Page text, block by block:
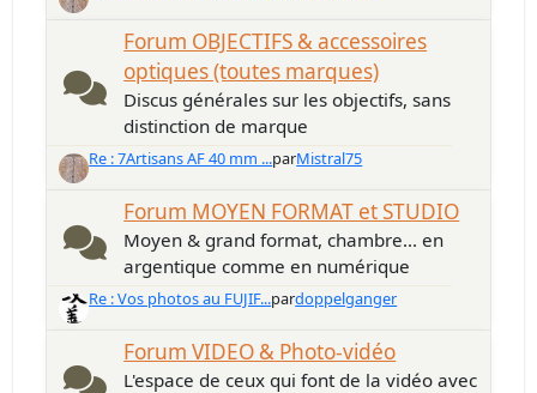
Forum OBJECTIFS & accessoires
optiques (toutes marques)
Discus générales sur les objectifs, sans
distinction de marque
Re : 7Artisans AF 40 mm ...parMistral75
Forum MOYEN FORMAT et STUDIO
Moyen & grand format, chambre... en
argentique comme en numérique
Re : Vos photos au FUJIF...pardoppelganger
Forum VIDEO & Photo-vidéo
L'espace de ceux qui font de la vidéo avec